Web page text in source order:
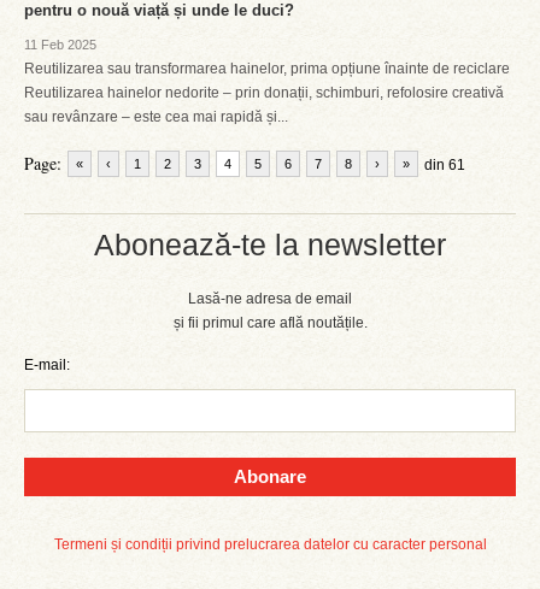
Abonează-te la newsletter
Lasă-ne adresa de email
și fii primul care află noutățile.
E-mail:
Abonare
Termeni și condiții privind prelucrarea datelor cu caracter personal
pentru o nouă viață și unde le duci?
11 Feb 2025
Reutilizarea sau transformarea hainelor, prima opțiune înainte de reciclare
Reutilizarea hainelor nedorite – prin donații, schimburi, refolosire creativă
sau revânzare – este cea mai rapidă și...
Page: « ‹ 1 2 3 4 5 6 7 8 din 61
› »